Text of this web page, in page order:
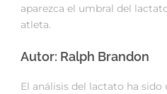
aparezca el umbral del
atleta.
Autor: Ralph Brandon
El análisis del lactato ha